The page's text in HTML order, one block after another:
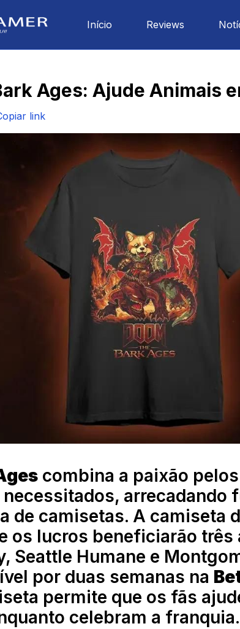
Início Reviews
Ages: Ajude Animais
link
combina a paixão
arrecadando
de camisetas. A camiseta
os lucros beneficiarão três
Seattle Humane e
por duas semanas na
permite que os fãs
celebram a franquia.